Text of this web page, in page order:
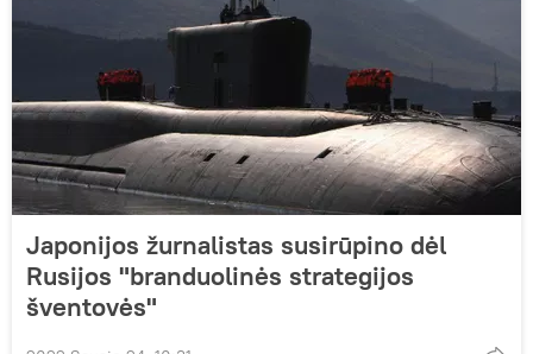
Japonijos žurnalistas susirūpino dėl
Rusijos "branduolinės strategijos
šventovės"